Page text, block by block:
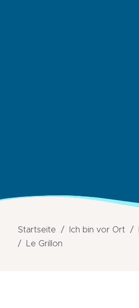
Startseite Ich bin vor Ort
Le Grillon